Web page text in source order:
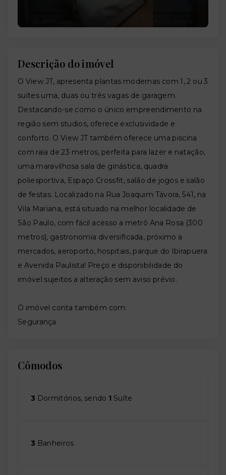
Descrição do imóvel
O View JT, apresenta plantas modernas com 1, 2 ou 3
suítes uma, duas ou três vagas de garagem.
Destacando-se como o único empreendimento na
região sem studios, oferece exclusividade e
conforto. O View JT também oferece uma piscina
com raia de 23 metros, perfeita para lazer e natação,
uma maravilhosa sala de ginástica, quadra
poliesportiva, Espaço Crossfit, salão de jogos e salão
de festas. Localizado na Rua Joaquim Távora, 541, na
Vila Mariana, está situado na melhor localidade de
São Paulo, com fácil acesso a metrô Ana Rosa (300
metros), gastronomia diversificada, próximo a
mercados, aeroporto, hospitais, parque do Ibirapuera
e Avenida Paulista! Preço e disponibilidade do
imóvel sujeitos a alteração sem aviso prévio.
O imóvel conta também com:
Segurança
Cômodos
3 Dormitórios, sendo 1 Suíte
3 Banheiros